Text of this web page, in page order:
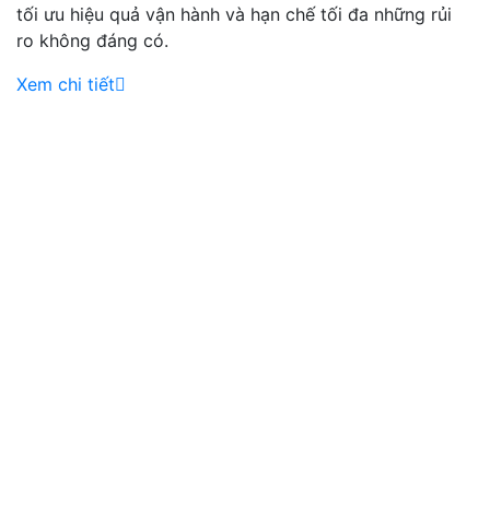
tối ưu hiệu quả vận hành và hạn chế tối đa những rủi
ro không đáng có.
Xem chi tiết